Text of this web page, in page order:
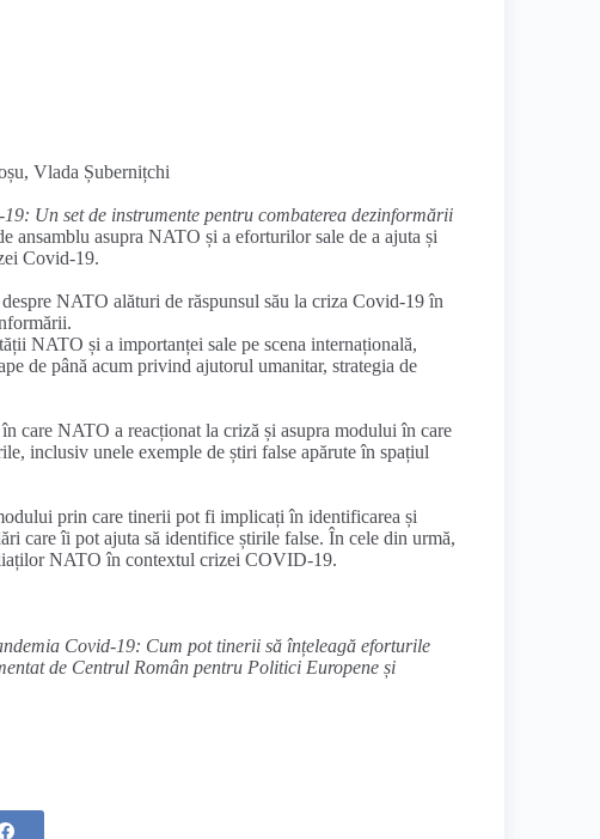
Vlada Șubernițchi
Un set de instrumente pentru combaterea dezinformării
ansamblu asupra NATO și a eforturilor sale de a ajuta și
Covid-19.
NATO alături de răspunsul său la criza Covid-19 în
NATO și a importanței sale pe scena internațională,
de până acum privind ajutorul umanitar, strategia de
care NATO a reacționat la criză și asupra modului în care
inclusiv unele exemple de știri false apărute în spațiul
prin care tinerii pot fi implicați în identificarea și
care îi pot ajuta să identifice știrile false. În cele din urmă,
NATO în contextul crizei COVID-19.
Covid-19: Cum pot tinerii să înțeleagă eforturile
de Centrul Român pentru Politici Europene și